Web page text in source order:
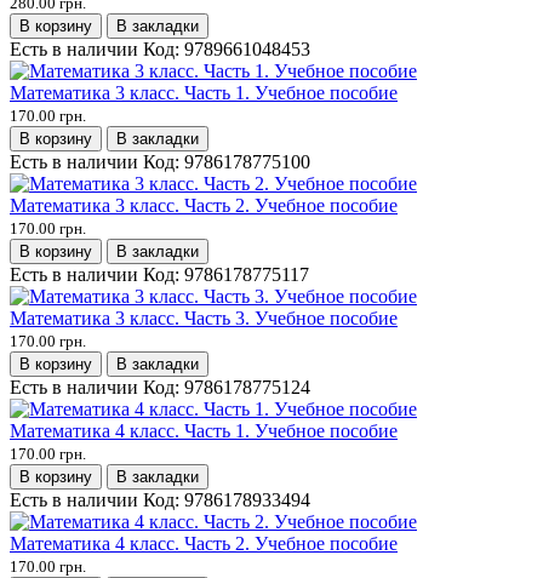
В корзину
В закладки
Есть в наличии Код: 9789661048453
Математика 3 класс. Часть 1. Учебное пособие
170.00 грн.
В корзину
В закладки
Есть в наличии Код: 9786178775100
Математика 3 класс. Часть 2. Учебное пособие
170.00 грн.
В корзину
В закладки
Есть в наличии Код: 9786178775117
Математика 3 класс. Часть 3. Учебное пособие
170.00 грн.
В корзину
В закладки
Есть в наличии Код: 9786178775124
Математика 4 класс. Часть 1. Учебное пособие
170.00 грн.
В корзину
В закладки
Есть в наличии Код: 9786178933494
Математика 4 класс. Часть 2. Учебное пособие
170.00 грн.